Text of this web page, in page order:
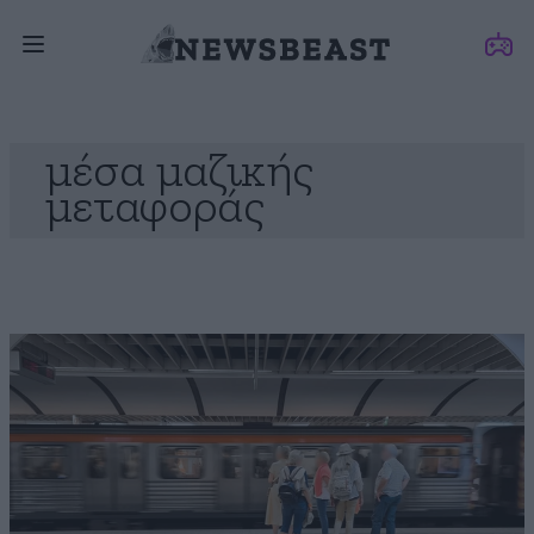
μέσα μαζικής
μεταφοράς